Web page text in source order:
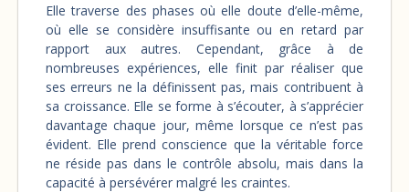
Elle traverse des phases où elle doute d’elle-même,
où elle se considère insuffisante ou en retard par
rapport aux autres. Cependant, grâce à de
nombreuses expériences, elle finit par réaliser que
ses erreurs ne la définissent pas, mais contribuent à
sa croissance. Elle se forme à s’écouter, à s’apprécier
davantage chaque jour, même lorsque ce n’est pas
évident. Elle prend conscience que la véritable force
ne réside pas dans le contrôle absolu, mais dans la
capacité à persévérer malgré les craintes.